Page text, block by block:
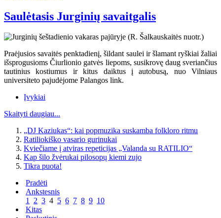
Saulėtasis Jurginių savaitgalis
Praėjusios savaitės penktadienį, šildant saulei ir šlamant ryškiai žaliai
išsprogusioms Čiurlionio gatvės liepoms, susikrovę daug sveriančius
tautinius kostiumus ir kitus daiktus į autobusą, nuo Vilniaus
universiteto pajudėjome Palangos link.
Įvykiai
Skaityti daugiau...
„DJ Kaziukas“: kai popmuzika suskamba folkloro ritmu
Ratiliokiško vasario gurinukai
Kviečiame į atviras repeticijas „Valanda su RATILIO“
Kap šilo žvėrukai pilosopų kiemi zujo
Tikra puota!
Pradėti
Ankstesnis
1 2 3 4 5 6 7 8 9 10
Kitas